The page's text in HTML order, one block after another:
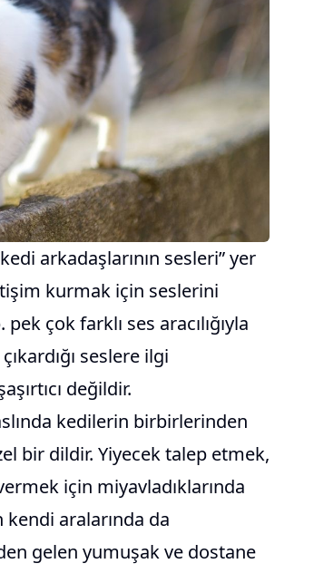
arkadaşlarının sesleri” yer
kurmak için seslerini
pek çok farklı ses aracılığıyla
seslere ilgi
değildir.
kedilerin birbirlerinden
bir dildir. Yiyecek talep etmek,
için miyavladıklarında
aralarında da
gelen yumuşak ve dostane